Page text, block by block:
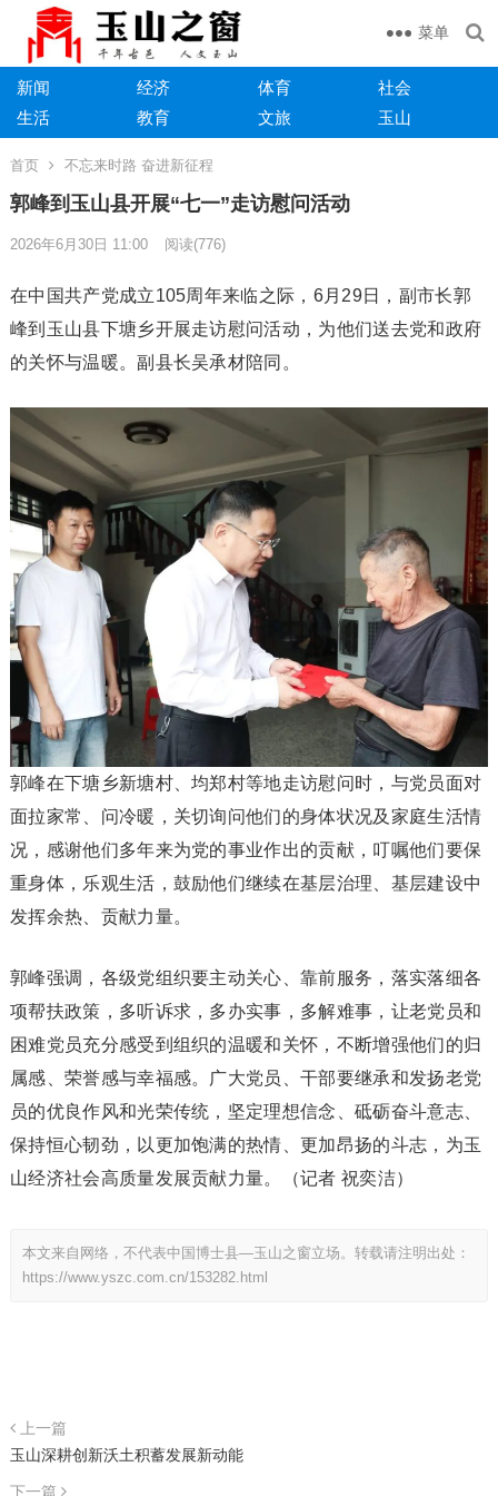
菜单
新闻 经济 体育
社会
生活
教育 文旅 玉山
首页 不忘来时路 奋进新征程
郭峰到玉山县开展“七一”走访慰问活动
2026年6月30日 11:00 阅读(776)
在中国共产党成立105周年来临之际，6月29日，副市长郭
峰到玉山县下塘乡开展走访慰问活动，为他们送去党和政府
的关怀与温暖。副县长吴承材陪同。
郭峰在下塘乡新塘村、均郑村等地走访慰问时，与党员面对
面拉家常、问冷暖，关切询问他们的身体状况及家庭生活情
况，感谢他们多年来为党的事业作出的贡献，叮嘱他们要保
重身体，乐观生活，鼓励他们继续在基层治理、基层建设中
发挥余热、贡献力量。
郭峰强调，各级党组织要主动关心、靠前服务，落实落细各
项帮扶政策，多听诉求，多办实事，多解难事，让老党员和
困难党员充分感受到组织的温暖和关怀，不断增强他们的归
属感、荣誉感与幸福感。广大党员、干部要继承和发扬老党
员的优良作风和光荣传统，坚定理想信念、砥砺奋斗意志、
保持恒心韧劲，以更加饱满的热情、更加昂扬的斗志，为玉
山经济社会高质量发展贡献力量。（记者 祝奕洁）
本文来自网络，不代表中国博士县—玉山之窗立场。转载请注明出处：
https://www.yszc.com.cn/153282.html
上一篇
玉山深耕创新沃土积蓄发展新动能
下一篇